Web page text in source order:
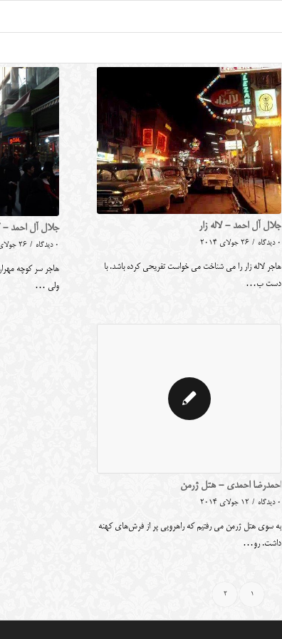
جلال آل احمد - لاله زار
0 دیدگاه / 26 جولای 2014
هاجر لاله زار را می شناخت می خواست تفریحی کرده باشد. با
دست ب…
جلال آل احمد -
0 دیدگاه / 26 جولای 2014
هاجر سر کوچه
ولی …
احمدرضا احمدی - هتل ژرمن
0 دیدگاه / 12 جولای 2014
به سوی هتل ژرمن می رفتیم که راهرویی پر از فرش‌های کهنه
داشت. رو…
1
2